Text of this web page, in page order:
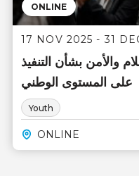
ONLINE
17 NOV 2025 - 31
والأمن بشأن التنفيذ
على المستوى الوطني
Youth
ONLINE